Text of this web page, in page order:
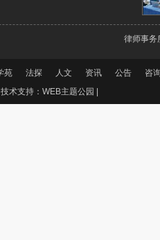
律师事务
苑 法探 人文 资讯 公告
咨
技术支持：WEB主题公园 |